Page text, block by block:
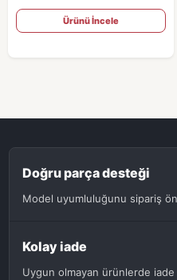
Ürünü İncele
Doğru parça desteği
Model uyumluluğunu sipariş
Kolay iade
Uygun olmayan ürünlerde